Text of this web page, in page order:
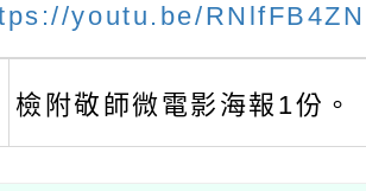
youtu.be/
檢附敬師微電影海報1份。